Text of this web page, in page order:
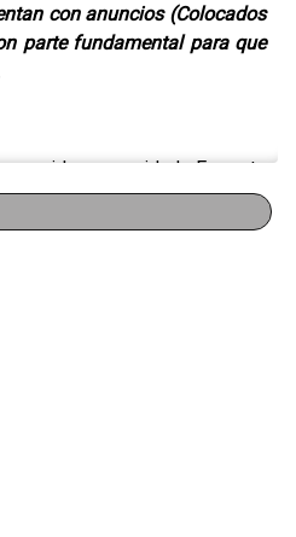
con anuncios (Colocados
parte fundamental para que
comunidad. En esta
enviados por ustedes, la
parte fundamental de este